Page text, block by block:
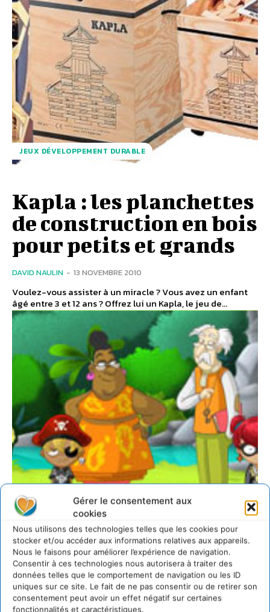
Gérer le consentement aux
cookies
Nous utilisons des technologies telles que les cookies pour
stocker et/ou accéder aux informations relatives aux appareils.
Nous le faisons pour améliorer l’expérience de navigation.
Consentir à ces technologies nous autorisera à traiter des
données telles que le comportement de navigation ou les ID
uniques sur ce site. Le fait de ne pas consentir ou de retirer son
consentement peut avoir un effet négatif sur certaines
fonctionnalités et caractéristiques.
JEUX DÉVELOPPEMENT DURABLE
Kapla : les planchettes
de construction en bois
pour petits et grands
DAVID NAULIN - 13 NOVEMBRE 2010
Voulez-vous assister à un miracle ? Vous avez un enfant
âgé entre 3 et 12 ans ? Offrez lui un Kapla, le jeu de...
JEUX DÉVELOPPEMENT DURABLE
Ekoloko, un monde
virtuel ludique pour
sensibiliser les